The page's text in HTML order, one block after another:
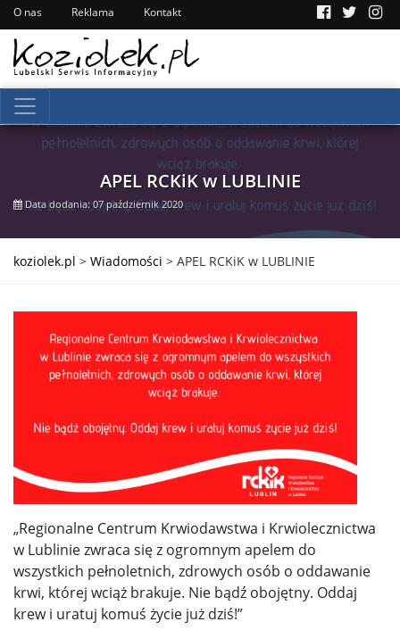
O nas Reklama Kontakt
APEL RCKiK w LUBLINIE
Data dodania: 07 październik 2020
koziolek.pl > Wiadomości > APEL RCKiK w LUBLINIE
„Regionalne Centrum Krwiodawstwa i Krwiolecznictwa
w Lublinie zwraca się z ogromnym apelem do
wszystkich pełnoletnich, zdrowych osób o oddawanie
krwi, której wciąż brakuje. Nie bądź obojętny. Oddaj
krew i uratuj komuś życie już dziś!”